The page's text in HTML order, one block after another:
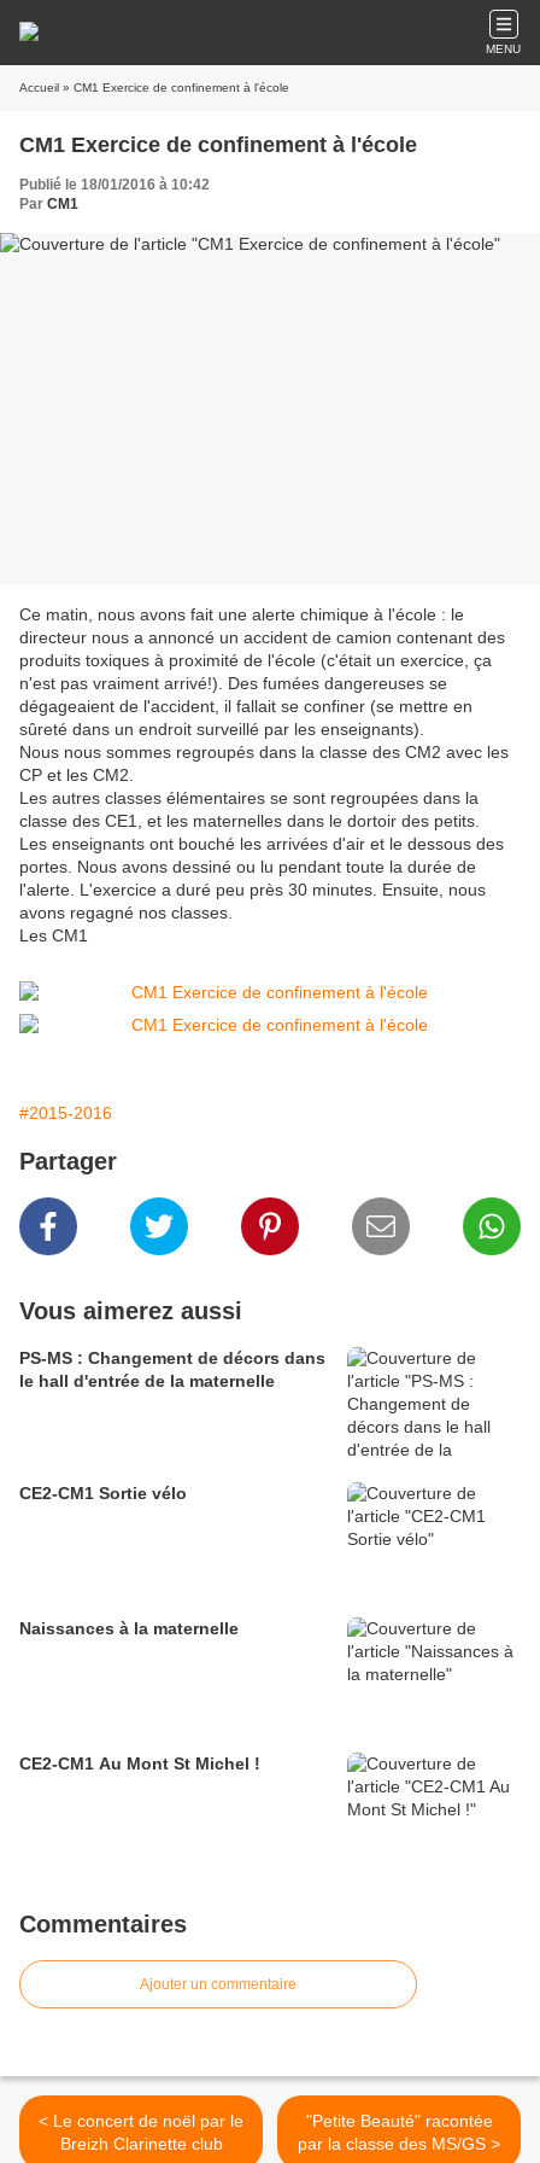
MENU
Accueil » CM1 Exercice de confinement à l'école
CM1 Exercice de confinement à l'école
Publié le 18/01/2016 à 10:42
Par CM1
Ce matin, nous avons fait une alerte chimique à l'école : le
directeur nous a annoncé un accident de camion contenant des
produits toxiques à proximité de l'école (c'était un exercice, ça
n'est pas vraiment arrivé!). Des fumées dangereuses se
dégageaient de l'accident, il fallait se confiner (se mettre en
sûreté dans un endroit surveillé par les enseignants).
Nous nous sommes regroupés dans la classe des CM2 avec les
CP et les CM2.
Les autres classes élémentaires se sont regroupées dans la
classe des CE1, et les maternelles dans le dortoir des petits.
Les enseignants ont bouché les arrivées d'air et le dessous des
portes. Nous avons dessiné ou lu pendant toute la durée de
l'alerte. L'exercice a duré peu près 30 minutes. Ensuite, nous
avons regagné nos classes.
Les CM1
#2015-2016
Partager
Vous aimerez aussi
PS-MS : Changement de décors dans
le hall d'entrée de la maternelle
CE2-CM1 Sortie vélo
Naissances à la maternelle
CE2-CM1 Au Mont St Michel !
Commentaires
Ajouter un commentaire
< Le concert de noël par le
Breizh Clarinette club
"Petite Beauté" racontée
par la classe des MS/GS >